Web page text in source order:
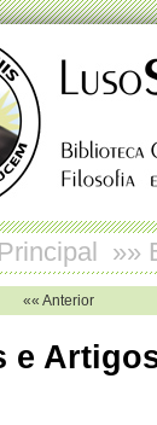
»»
«« Anterior
e